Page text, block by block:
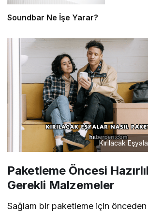
Soundbar Ne İşe Yarar?
Kırılacak
Paketleme Öncesi
Gerekli Malzemeler
Sağlam bir paketleme için önceden